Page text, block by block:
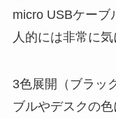
micro USBケーブ
人的には非常に気
3色展開（ブラッ
ブルやデスクの